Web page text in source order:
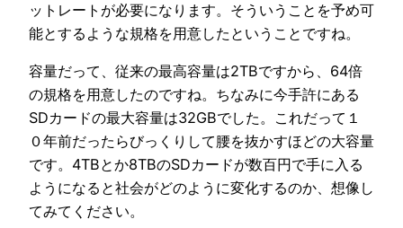
ットレートが必要になります。そういうことを予め可
能とするような規格を用意したということですね。
容量だって、従来の最高容量は2TBですから、64倍
の規格を用意したのですね。ちなみに今手許にある
SDカードの最大容量は32GBでした。これだって１
０年前だったらびっくりして腰を抜かすほどの大容量
です。4TBとか8TBのSDカードが数百円で手に入る
ようになると社会がどのように変化するのか、想像し
てみてください。